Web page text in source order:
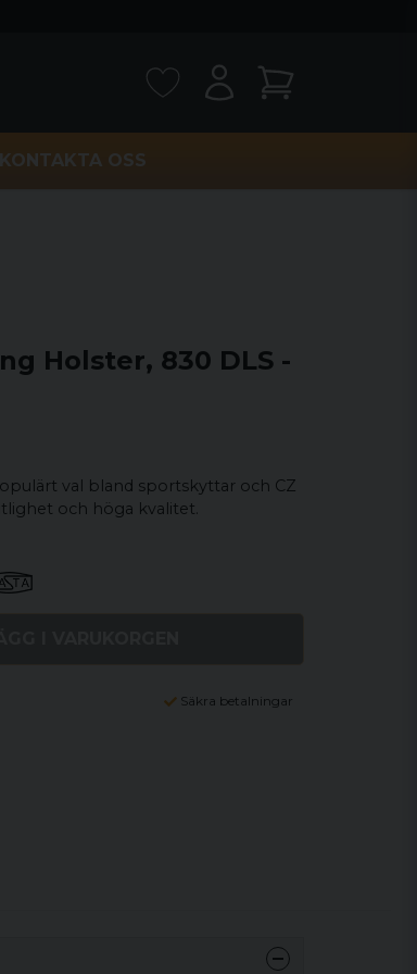
KONTAKTA OSS
Holster, 830 DLS -
val bland sportskyttar och CZ
och höga kvalitet.
Säkra betalningar